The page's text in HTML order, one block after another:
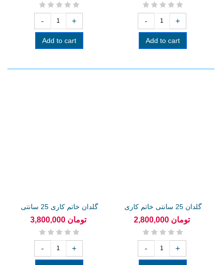
- +
Add to cart
- +
Add to cart
گلدان خاتم کاری 25 سانتی
3,800,000 تومان
- +
گلدان 25 سانتی خاتم کاری
2,800,000 تومان
- +